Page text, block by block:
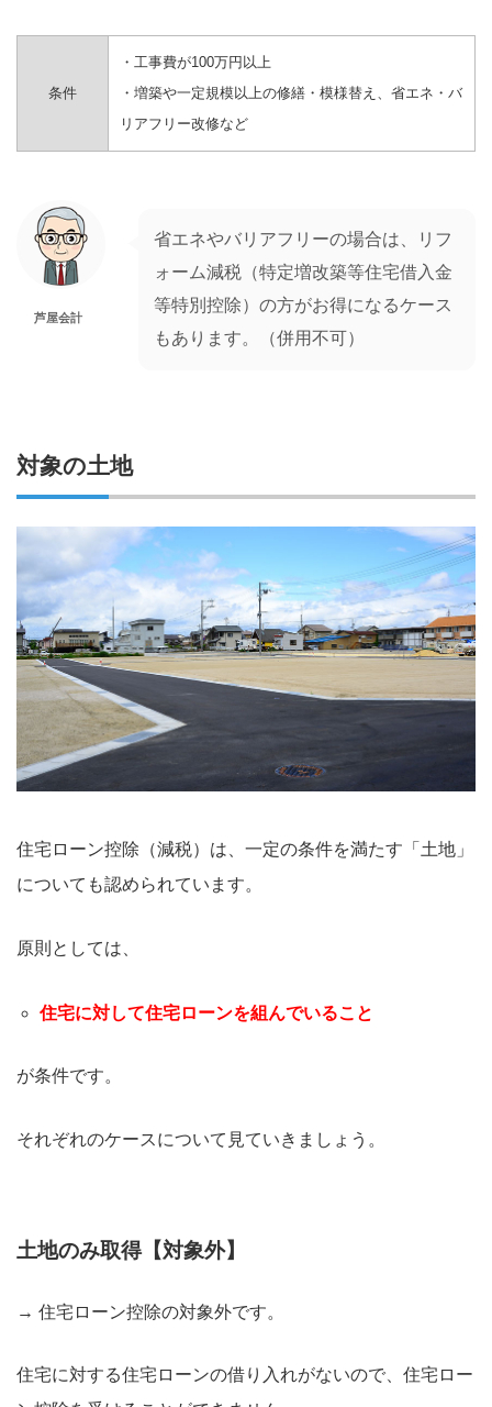
条件
・工事費が100万円以上
・増築や一定規模以上の修繕・模様替え、省エネ・バ
リアフリー改修など
芦屋会計
省エネやバリアフリーの場合は、リフ
ォーム減税（特定増改築等住宅借入金
等特別控除）の方がお得になるケース
もあります。（併用不可）
対象の土地
住宅ローン控除（減税）は、一定の条件を満たす「土地」
についても認められています。
原則としては、
住宅に対して住宅ローンを組んでいること
が条件です。
それぞれのケースについて見ていきましょう。
土地のみ取得【対象外】
→ 住宅ローン控除の対象外です。
住宅に対する住宅ローンの借り入れがないので、住宅ロー